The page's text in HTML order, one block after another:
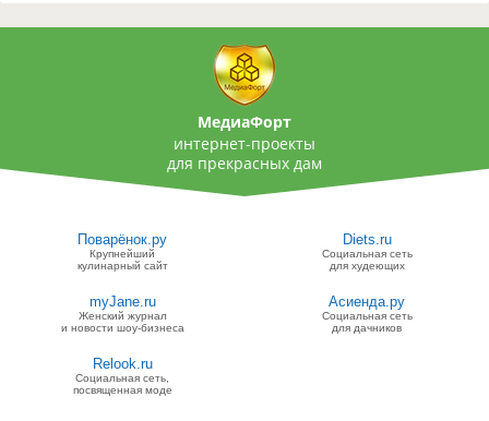
МедиаФорт
интернет-проекты
для прекрасных дам
Поварёнок.ру
Крупнейший
кулинарный сайт
Diets.ru
Социальная сеть
для худеющих
myJane.ru
Женский журнал
и новости шоу-бизнеса
Асиенда.ру
Социальная сеть
для дачников
Relook.ru
Социальная сеть,
посвященная моде